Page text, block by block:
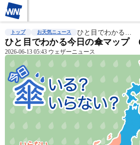
雨雲レーダー 台風情報 地震情報
トップ お天気ニュース ひと目でわかる…
ひと目でわかる今日の傘マップ
2026-06-13 05:43 ウェザーニュース